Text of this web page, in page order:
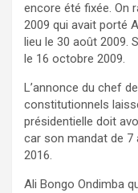
encore été fixée. On
2009 qui avait porté
lieu le 30 août 2009.
le 16 octobre 2009.
L’annonce du chef
constitutionnels
présidentielle doit
car son mandat de 7
2016.
Ali Bongo Ondimba